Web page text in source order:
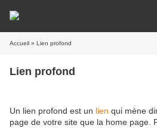
Accueil » Lien profond
Lien profond
Un lien profond est un lien qui mène
page de votre site que la home page.